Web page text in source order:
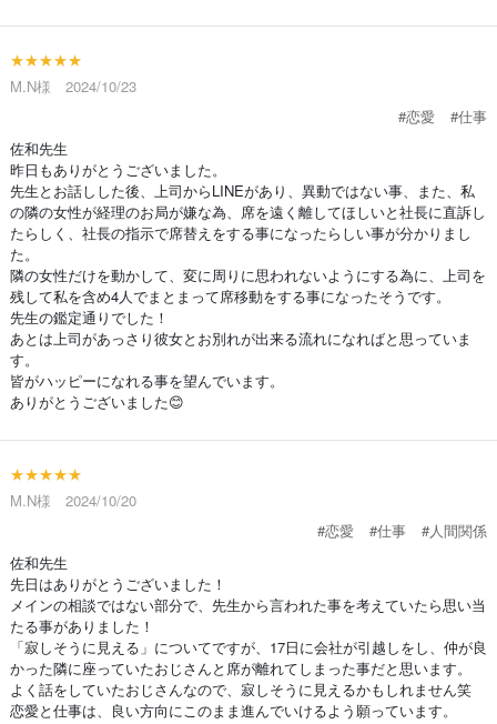
★★★★★
M.N様 2024/10/23
#恋愛
#仕事
佐和先生
昨日もありがとうございました。
先生とお話しした後、上司からLINEがあり、異動ではない事、また、私
の隣の女性が経理のお局が嫌な為、席を遠く離してほしいと社長に直訴し
たらしく、社長の指示で席替えをする事になったらしい事が分かりまし
た。
隣の女性だけを動かして、変に周りに思われないようにする為に、上司を
残して私を含め4人でまとまって席移動をする事になったそうです。
先生の鑑定通りでした！
あとは上司があっさり彼女とお別れが出来る流れになればと思っていま
す。
皆がハッピーになれる事を望んでいます。
ありがとうございました😊
★★★★★
M.N様 2024/10/20
#恋愛
#仕事
#人間関係
佐和先生
先日はありがとうございました！
メインの相談ではない部分で、先生から言われた事を考えていたら思い当
たる事がありました！
「寂しそうに見える」についてですが、17日に会社が引越しをし、仲が良
かった隣に座っていたおじさんと席が離れてしまった事だと思います。
よく話をしていたおじさんなので、寂しそうに見えるかもしれません笑
恋愛と仕事は、良い方向にこのまま進んでいけるよう願っています。